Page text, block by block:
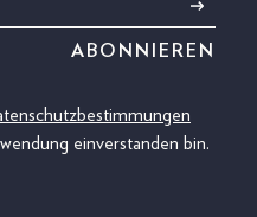
einverstanden bin.